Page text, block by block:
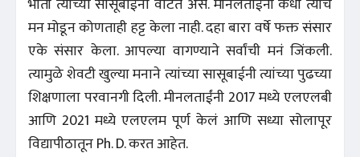
मन मोडून कोणताही हट्ट केला नाही. दहा बारा वर्षे फक्त संसार
एके संसार केला. आपल्या वागण्याने सर्वांची मनं जिंकली.
त्यामुळे शेवटी खुल्या मनाने त्यांच्या सासूबाईनी त्यांच्या पुढच्या
शिक्षणाला परवानगी दिली. मीनलताईंनी 2017 मध्ये एलएलबी
आणि 2021 मध्ये एलएलम पूर्ण केलं आणि सध्या सोलापूर
विद्यापीठातून Ph. D. करत आहेत.